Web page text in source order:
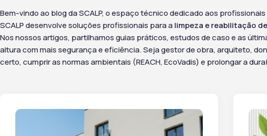
Bem-vindo ao blog da SCALP, o espaço técnico dedicado aos
SCALP desenvolve soluções profissionais para a limpeza e reabilitação
Nos nossos artigos, partilhamos guias práticos, estudos de caso e as
altura com mais segurança e eficiência. Seja gestor de obra, arquiteto,
certo, cumprir as normas ambientais (REACH, EcoVadis) e prolongar a